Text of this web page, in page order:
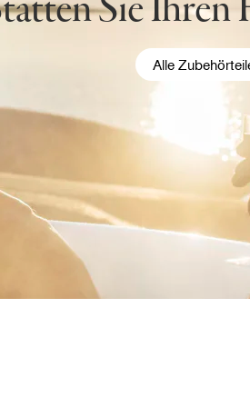
Alle